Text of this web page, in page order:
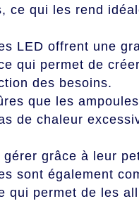
ce qui les rend
LED offrent une
qui permet de
des besoins.
que les ampoules
de chaleur
grâce à leur
sont également
qui permet de les